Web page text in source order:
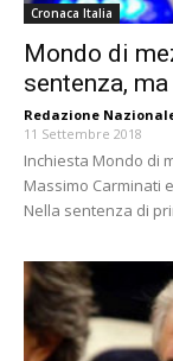
Cronaca Italia
Mondo di
sentenza,
Redazione
11 Settembre 2018
Inchiesta Mondo di
Massimo Carminati
Nella sentenza di